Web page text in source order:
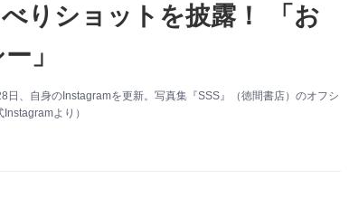
りショットを披露！ 「お
」
、自身のInstagramを更新。写真集『SSS』（徳間書店）のオフシ
より）